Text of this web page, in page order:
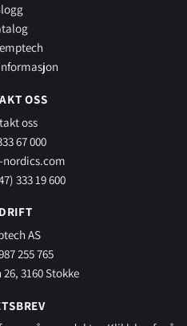
OSS
oss
67 000
333 19 600
AS
255 765
3160 Stokke